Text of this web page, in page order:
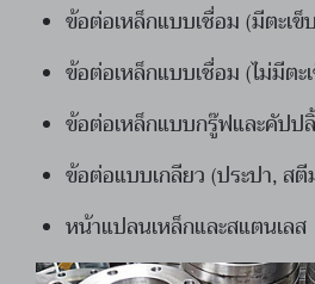
ข้อต่อเหล็กแบบเชื่อม (มีตะเข็
ข้อต่อเหล็กแบบเชื่อม (ไม่มีตะ
ข้อต่อเหล็กแบบกรู๊ฟและคัปป
ข้อต่อแบบเกลียว (ประปา, สตี
หน้าแปลนเหล็กและสแตนเลส